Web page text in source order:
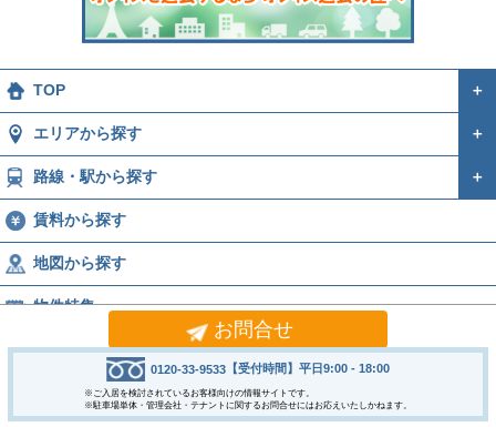
お問合せ
0120-33-9533 【受付時間】平日9:00 - 18:00
※ご入居を検討されているお客様向けの情報サイトです。
※駐車場単体・管理会社・テナントに関するお問合せにはお応えいたしかねます。
TOP ＋
エリアから探す ＋
路線・駅から探す ＋
賃料から探す
地図から探す
物件特集
運営会社 ＋
Copyright © 2005-2026
SAN-ESU Inc. All Rights Reserved.